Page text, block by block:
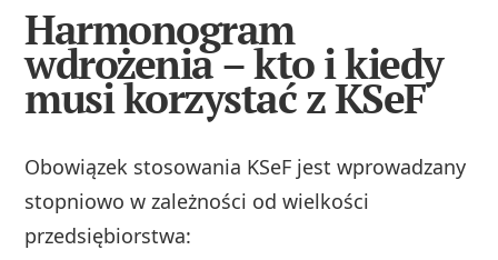
Harmonogram
wdrożenia – kto i kiedy
musi korzystać z KSeF
Obowiązek stosowania KSeF jest wprowadzany
stopniowo w zależności od wielkości
przedsiębiorstwa: